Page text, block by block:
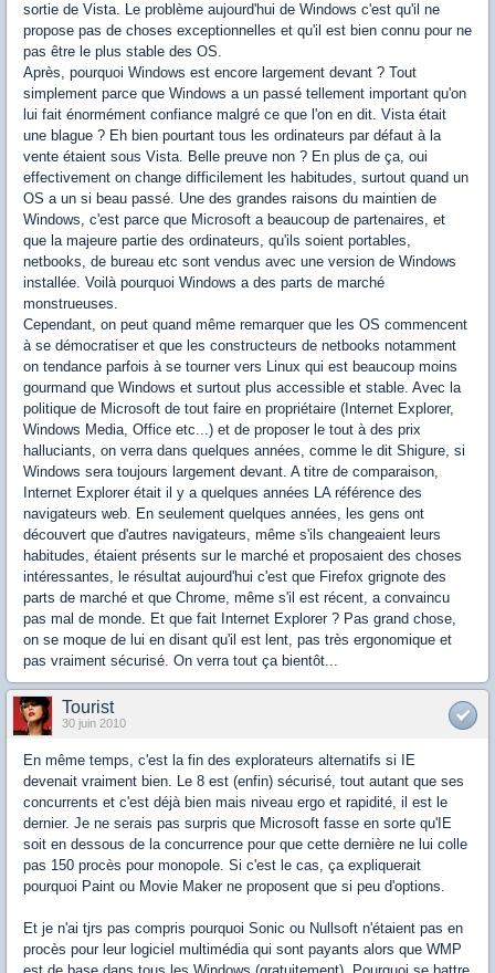
sortie de Vista. Le problème aujourd'hui de Windows c'est qu'il ne
propose pas de choses exceptionnelles et qu'il est bien connu pour ne
pas être le plus stable des OS.
Après, pourquoi Windows est encore largement devant ? Tout
simplement parce que Windows a un passé tellement important qu'on
lui fait énormément confiance malgré ce que l'on en dit. Vista était
une blague ? Eh bien pourtant tous les ordinateurs par défaut à la
vente étaient sous Vista. Belle preuve non ? En plus de ça, oui
effectivement on change difficilement les habitudes, surtout quand un
OS a un si beau passé. Une des grandes raisons du maintien de
Windows, c'est parce que Microsoft a beaucoup de partenaires, et
que la majeure partie des ordinateurs, qu'ils soient portables,
netbooks, de bureau etc sont vendus avec une version de Windows
installée. Voilà pourquoi Windows a des parts de marché
monstrueuses.
Cependant, on peut quand même remarquer que les OS commencent
à se démocratiser et que les constructeurs de netbooks notamment
on tendance parfois à se tourner vers Linux qui est beaucoup moins
gourmand que Windows et surtout plus accessible et stable. Avec la
politique de Microsoft de tout faire en propriétaire (Internet Explorer,
Windows Media, Office etc...) et de proposer le tout à des prix
halluciants, on verra dans quelques années, comme le dit Shigure, si
Windows sera toujours largement devant. A titre de comparaison,
Internet Explorer était il y a quelques années LA référence des
navigateurs web. En seulement quelques années, les gens ont
découvert que d'autres navigateurs, même s'ils changeaient leurs
habitudes, étaient présents sur le marché et proposaient des choses
intéressantes, le résultat aujourd'hui c'est que Firefox grignote des
parts de marché et que Chrome, même s'il est récent, a convaincu
pas mal de monde. Et que fait Internet Explorer ? Pas grand chose,
on se moque de lui en disant qu'il est lent, pas très ergonomique et
pas vraiment sécurisé. On verra tout ça bientôt...
Tourist
30 juin 2010
En même temps, c'est la fin des explorateurs alternatifs si IE
devenait vraiment bien. Le 8 est (enfin) sécurisé, tout autant que ses
concurrents et c'est déjà bien mais niveau ergo et rapidité, il est le
dernier. Je ne serais pas surpris que Microsoft fasse en sorte qu'IE
soit en dessous de la concurrence pour que cette dernière ne lui colle
pas 150 procès pour monopole. Si c'est le cas, ça expliquerait
pourquoi Paint ou Movie Maker ne proposent que si peu d'options.
Et je n'ai tjrs pas compris pourquoi Sonic ou Nullsoft n'étaient pas en
procès pour leur logiciel multimédia qui sont payants alors que WMP